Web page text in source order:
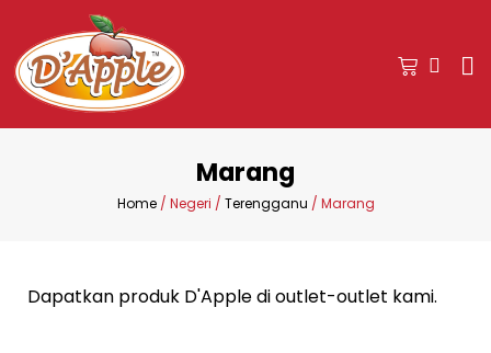
Marang
Home/ Negeri / Terengganu / Marang
Dapatkan produk D'Apple di outlet-outlet kami.